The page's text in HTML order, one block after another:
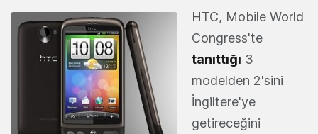
HTC, Mobile World
Congress'te
tanıttığı 3
modelden 2'sini
İngiltere'ye
getireceğini